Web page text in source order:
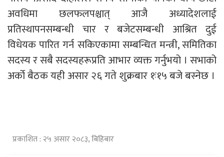
अवधिमा छलफलपश्चात् आजै अध्यादेशलाई
प्रतिस्थापनसम्बन्धी चार र बजेटसम्बन्धी आश्रित दुई
विधेयक पारित गर्न सकिएकामा सम्बन्धित मन्त्री, समितिका
सदस्य र सबै सदस्यहरूप्रति आभार व्यक्त गर्नुभयो । सभाको
अर्काे बैठक यही असार २६ गते शुक्रबार १ः१५ बजे बस्नेछ ।
प्रकाशित : २५ असार २०८३, बिहिबार